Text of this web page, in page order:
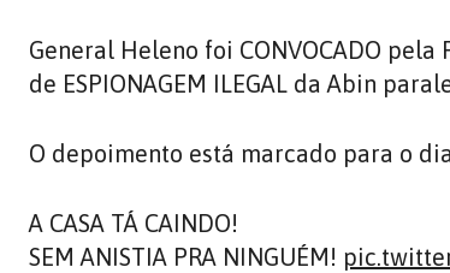
General Heleno foi CONVOCADO
de ESPIONAGEM ILEGAL da Abin
O depoimento está marcado para o
A CASA TÁ CAINDO!
SEM ANISTIA PRA NINGUÉM!